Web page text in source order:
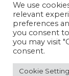
Opšti
© 2026 - All
We use
relevant
preferences
you consent
you may visit
consent.
Cookie